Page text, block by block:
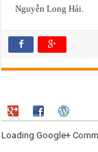
Nguyễn Long Hải.
Loading Google+